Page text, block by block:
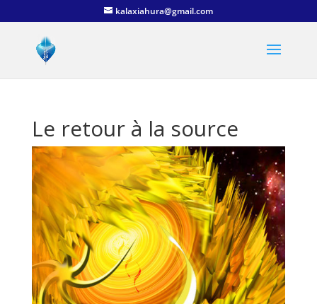
kalaxiahura@gmail.com
Le retour à la source